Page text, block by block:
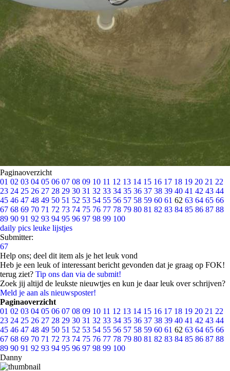
Paginaoverzicht
01 02 03 04 05 06 07 08 09 10 11 12 13 14 15 16 17 18 19 20 21 22
23 24 25 26 27 28 29 30 31 32 33 34 35 36 37 38 39 40 41 42 43 44
45 46 47 48 49 50 51 52 53 54 55 56 57 58 59 60 61 62 63 64 65 66
67 68 69 70 71 72 73 74 75 76 77 78 79 80 81 82 83 84 85 86 87 88
89 90 91 92 93 94 95 96 97 98 99 100
daily pics leuke lijstjes
Submitter:
67
Help ons; deel dit item als je het leuk vond
Heb je een leuk of interessant bericht gevonden dat je graag op FOK!
terug ziet? Tip ons dan via de submit!
Zoek jij altijd de leukste nieuwtjes en kun je daar leuk over schrijven?
Meld je aan als nieuwsposter!
Paginaoverzicht
01 02 03 04 05 06 07 08 09 10 11 12 13 14 15 16 17 18 19 20 21 22
23 24 25 26 27 28 29 30 31 32 33 34 35 36 37 38 39 40 41 42 43 44
45 46 47 48 49 50 51 52 53 54 55 56 57 58 59 60 61 62 63 64 65 66
67 68 69 70 71 72 73 74 75 76 77 78 79 80 81 82 83 84 85 86 87 88
89 90 91 92 93 94 95 96 97 98 99 100
Danny